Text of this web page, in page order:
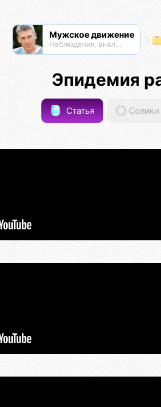
Мужское движение
Наблюдения, анализ, обсуждения
Эпидемия
Статья Солики